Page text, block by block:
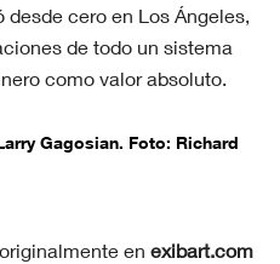
cero en Los Ángeles,
de todo un sistema
como valor absoluto.
Gagosian. Foto: Richard
en exibart.com